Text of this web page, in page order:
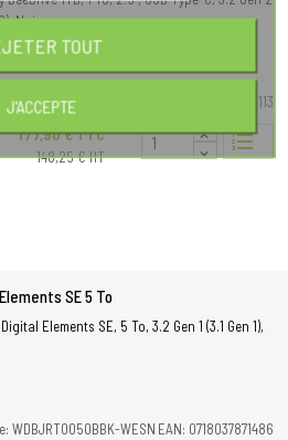
Noir
BDS70-1T
EAN: 4711174725113
Prix
177,90 € TTC
148,25 € HT
format_list_numbered
SE 5 To
Elements SE, 5 To, 3.2 Gen 1 (3.1 Gen 1),
WDBJRT0050BBK-WESN EAN: 0718037871486
TOUT
J'ACCEPTE